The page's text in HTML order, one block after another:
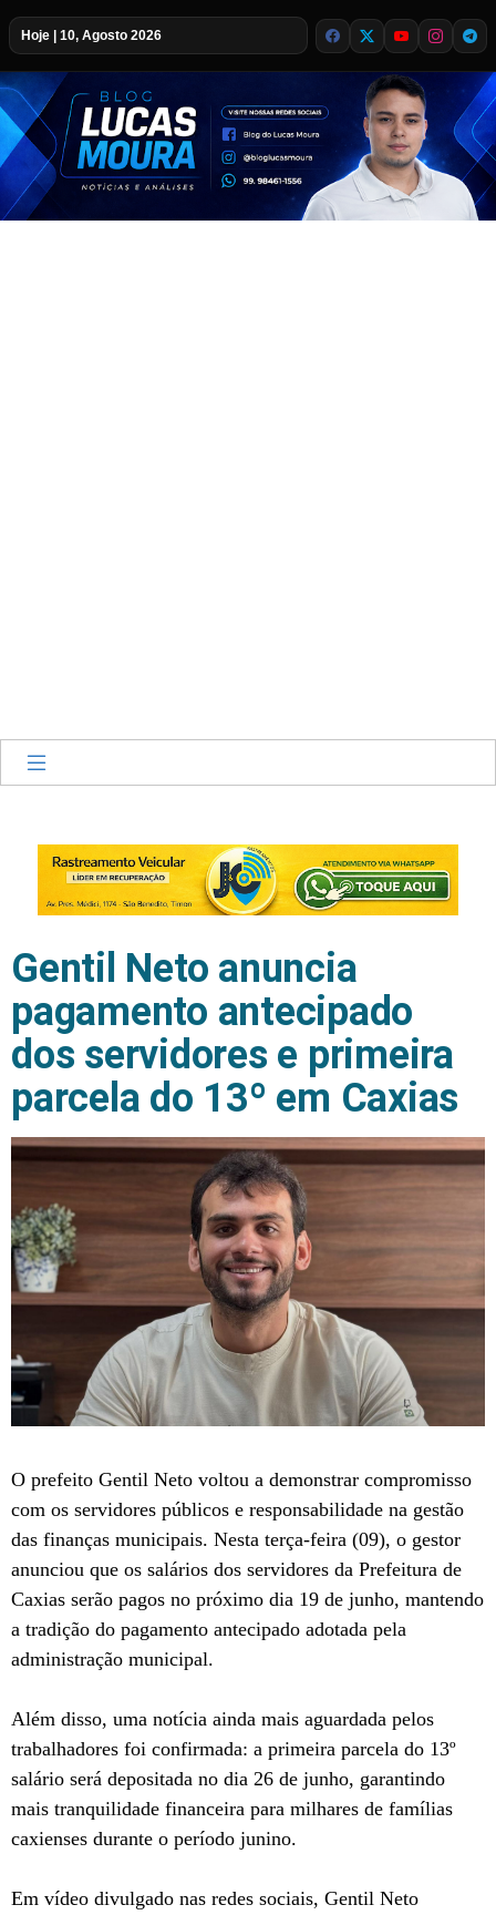
Hoje | 10, Agosto 2026
Gentil Neto anuncia
pagamento antecipado
dos servidores e primeira
parcela do 13º em Caxias
O prefeito Gentil Neto voltou a demonstrar compromisso
com os servidores públicos e responsabilidade na gestão
das finanças municipais. Nesta terça-feira (09), o gestor
anunciou que os salários dos servidores da Prefeitura de
Caxias serão pagos no próximo dia 19 de junho, mantendo
a tradição do pagamento antecipado adotada pela
administração municipal.
Além disso, uma notícia ainda mais aguardada pelos
trabalhadores foi confirmada: a primeira parcela do 13º
salário será depositada no dia 26 de junho, garantindo
mais tranquilidade financeira para milhares de famílias
caxienses durante o período junino.
Em vídeo divulgado nas redes sociais, Gentil Neto